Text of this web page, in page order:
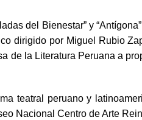
del Bienestar” y
dirigido por Miguel Rubio
de la Literatura Peruana a
teatral peruano y
Nacional Centro de Arte